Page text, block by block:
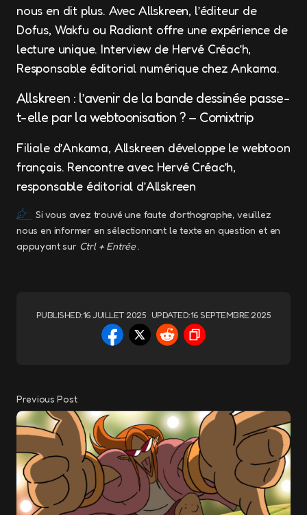
nous en dit plus. Avec Allskreen, l’éditeur de
Dofus, Wakfu ou Radiant offre une expérience de
lecture unique. Interview de Hervé Créac’h,
Responsable éditorial numérique chez Ankama.
Allskreen : l’avenir de la bande dessinée passe-
t-elle par la webtoonisation ? – Comixtrip
Filiale d’Ankama, Allskreen développe le webtoon
français. Rencontre avec Hervé Créac’h,
responsable éditorial d’Allskreen
Si vous avez trouvé une faute d’orthographe, veuillez
nous en informer en sélectionnant le texte en question et en
appuyant sur Ctrl + Entrée.
PUBLISHED:16 JUILLET 2025 UPDATED:16 SEPTEMBRE 2025
Previous Post